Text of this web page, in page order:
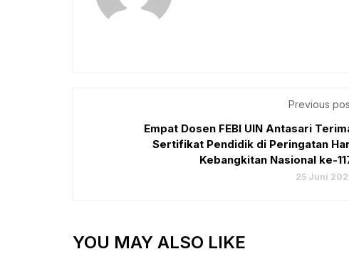
Previous
Empat Dosen FEBI UIN Antasari
Sertifikat Pendidik di Peringatan
Kebangkitan Nasional ke-
25 Juni
YOU MAY ALSO LIKE